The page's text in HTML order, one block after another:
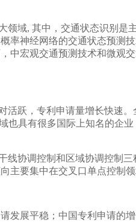
域, 其中，交通状态识别是
神经网络的交通状态预测
宏观交通预测技术和微观
跃，专利申请量增长快速
具有很多国际上知名的企
协调控制和区域协调控制
主要集中在交叉口单点控制领
发展平稳；中国专利申请的